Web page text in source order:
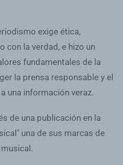
exige ética,
con la verdad, e hizo un
fundamentales de la
la prensa responsable y el
una información veraz.
de una publicación en la
una de sus marcas de